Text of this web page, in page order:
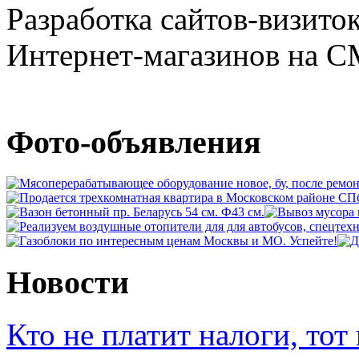
Разработка сайтов-
Интернет-магазинов на
Фото-объявления
Новости
Кто не платит налоги,